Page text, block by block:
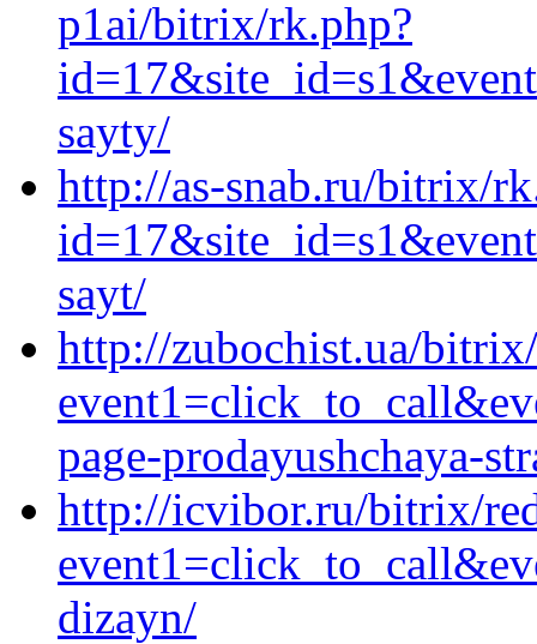
p1ai/bitrix/rk.php?
sayty/
http://as-snab.ru/bitrix/
sayt/
http://zubochist.ua/
page-prodayushchaya-
http://icvibor.ru/bitrix/
dizayn/